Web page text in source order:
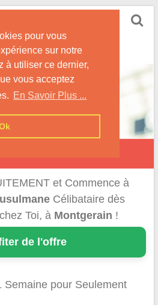
pour vous
sur notre
à utiliser ce dernier,
vous acceptez
En Savoir Plus ...
la Rencontre d'une
et Commence à
Célibataire dès
Toi, à Montgerain !
de l'offre
Semaine pour Seulement